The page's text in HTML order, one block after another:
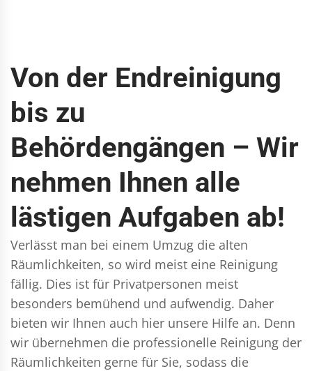
Von der Endreinigung
bis zu
Behördengängen – Wir
nehmen Ihnen alle
lästigen Aufgaben ab!
Verlässt man bei einem Umzug die alten
Räumlichkeiten, so wird meist eine Reinigung
fällig. Dies ist für Privatpersonen meist
besonders bemühend und aufwendig. Daher
bieten wir Ihnen auch hier unsere Hilfe an. Denn
wir übernehmen die professionelle Reinigung der
Räumlichkeiten gerne für Sie, sodass die